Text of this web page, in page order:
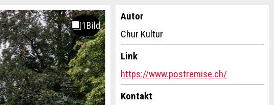
Autor
Chur Kultur
Link
https://www.postremise.ch/
Kontakt